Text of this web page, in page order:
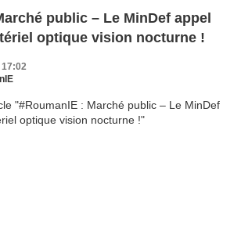
public – Le MinDef appel
optique vision nocturne !
17:02